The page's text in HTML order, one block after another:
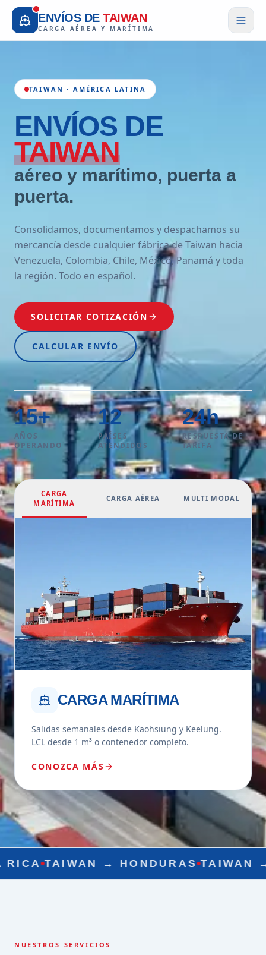
ENVÍOS DE TAIWAN
CARGA AÉREA Y MARÍTIMA
TAIWAN · AMÉRICA LATINA
ENVÍOS DE
TAIWAN
aéreo y marítimo, puerta a
puerta.
Consolidamos, documentamos y despachamos su
mercancía desde cualquier fábrica de Taiwan hacia
Venezuela, Colombia, Chile, México, Panamá y toda
la región. Todo en español.
SOLICITAR COTIZACIÓN
CALCULAR ENVÍO
15+
AÑOS
OPERANDO
12
PAÍSES
ATENDIDOS
24h
RESPUESTA DE
TARIFA
CARGA
MARÍTIMA
CARGA AÉREA MULTI MODAL
CARGA MARÍTIMA
Salidas semanales desde Kaohsiung y Keelung.
LCL desde 1 m³ o contenedor completo.
CONOZCA MÁS
→HONDURAS TAIWAN →
NUESTROS SERVICIOS